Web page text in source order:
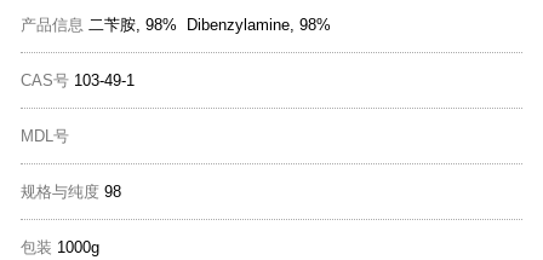
产品信息 二苄胺, 98% Dibenzylamine, 98%
CAS号 103-49-1
MDL号
规格与纯度 98
包装 1000g